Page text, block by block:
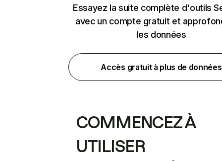
Essayez la suite complète d'outils
avec un compte gratuit et
les données
Accès gratuit à plus de données
COMMENCEZ À
UTILISER